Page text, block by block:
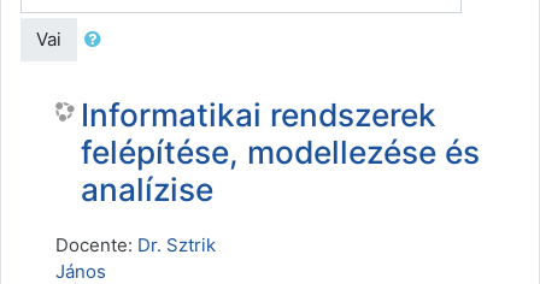
Vai
Informatikai rendszerek
felépítése, modellezése és
analízise
Docente: Dr. Sztrik
János